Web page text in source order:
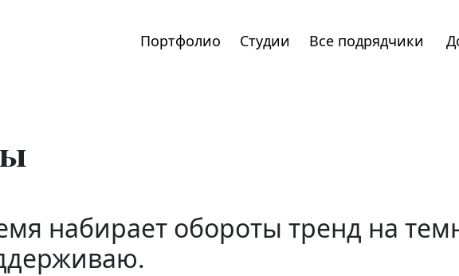
Портфолио Студии Все подрядчики
набирает обороты тренд на